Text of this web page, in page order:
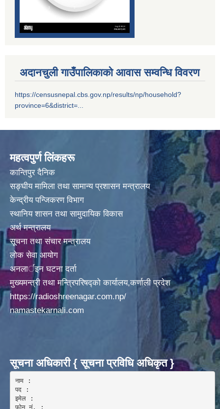
अदानचुली गाउँपालिकाको आवास सम्वन्धि विवरण
https://censusnepal.cbs.gov.np/results/np/household?
province=6&district=...
महत्वपुर्ण लिंकहरू
कान्तिपुर दैनिक
सङ्घीय मामिला तथा सामान्य प्रशासन मन्त्रालय
केन्द्रीय पन्जिकरण विभाग
स्थानिय शासन तथा सामुदायिक विकास
अर्थ मन्त्रालय
सूचना तथा संचार मन्त्रालय
लोक सेवा आयोग
अनलार्इन घटना दर्ता
मुख्यमन्त्री तथा मन्त्रिपरिषद्को कार्यालय,कर्णाली प्रदेश
https://radioshreenagar.com.np/
namastekarnali.com
सूचना अधिकारी { सूचना प्रविधि अधिकृत }
नाम :
पद :
इमेल :
फोन नं. :